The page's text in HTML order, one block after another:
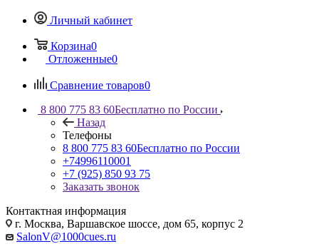
Личный кабинет
Корзина0
Отложенные0
Сравнение товаров0
8 800 775 83 60Бесплатно по России
Назад
Телефоны
8 800 775 83 60Бесплатно по России
+74996110001
+7 (925) 850 93 75
Заказать звонок
Контактная информация
г. Москва, Варшавское шоссе, дом 65, корпус 2
SalonV@1000cues.ru